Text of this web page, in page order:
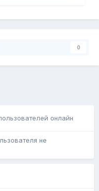
0
онлайн
не